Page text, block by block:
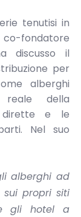
tenutisi in
co-fondatore
discusso il
per
alberghi
della
dirette e le
Nel suo
alberghi ad
sui propri siti
gli hotel a